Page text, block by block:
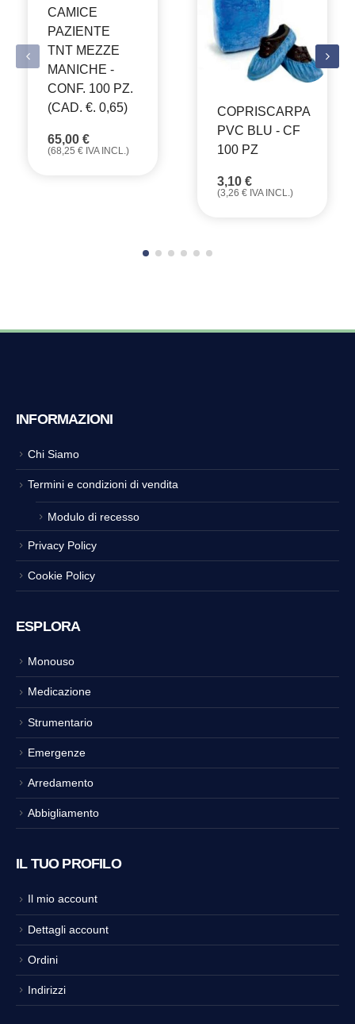
CAMICE
PAZIENTE
TNT MEZZE
MANICHE -
CONF. 100 PZ.
(CAD. €. 0,65)
65,00 €
(68,25 € IVA INCL.)
COPRISCARPA
PVC BLU - CF
100 PZ
3,10 €
(3,26 € IVA INCL.)
INFORMAZIONI
Chi Siamo
Termini e condizioni di vendita
Modulo di recesso
Privacy Policy
Cookie Policy
ESPLORA
Monouso
Medicazione
Strumentario
Emergenze
Arredamento
Abbigliamento
IL TUO PROFILO
Il mio account
Dettagli account
Ordini
Indirizzi